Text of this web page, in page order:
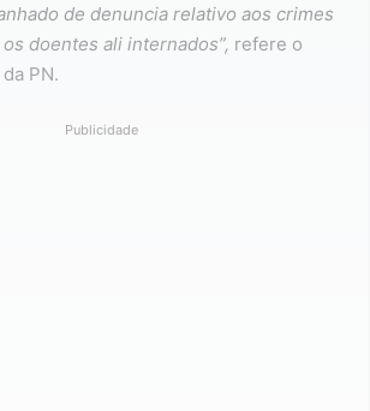
de denuncia relativo aos crimes
doentes ali internados”, refere o
PN.
Publicidade